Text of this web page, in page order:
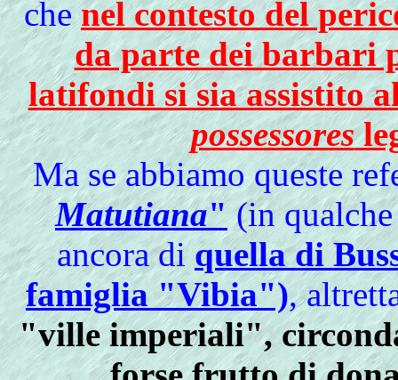
chenel contesto del
da parte dei barbari
latifondi si sia assistito
possessores
Ma se abbiamo queste
Matutiana"(in
ancora diquella di
famiglia "Vibia"),
"ville imperiali",